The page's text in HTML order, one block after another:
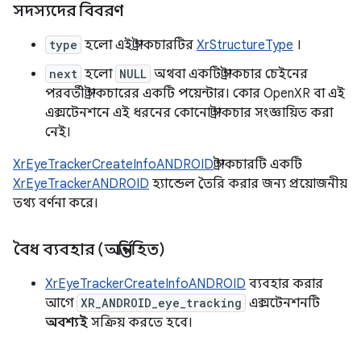
সদস্যদের বিবরণ
type হলো এই স্ট্রাকচারটির XrStructureType ।
next হলো NULL অথবা একটি স্ট্রাকচার চেইনের
পরবর্তী স্ট্রাকচারের একটি পয়েন্টার। কোর OpenXR বা এই
এক্সটেনশনে এই ধরনের কোনো স্ট্রাকচার সংজ্ঞায়িত করা
নেই।
XrEyeTrackerCreateInfoANDROIDস্ট্রাকচারটি একটি
XrEyeTrackerANDROID হ্যান্ডেল তৈরি করার জন্য প্রয়োজনীয়
তথ্য বর্ণনা করে।
বৈধ ব্যবহার (অন্তর্নিহিত)
XrEyeTrackerCreateInfoANDROID ব্যবহার করার
আগে XR_ANDROID_eye_tracking এক্সটেনশনটি
অবশ্যই সক্রিয় করতে হবে।